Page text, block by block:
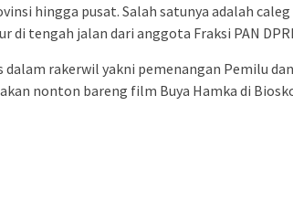
hingga pusat. Salah satunya adalah caleg
di tengah jalan dari anggota Fraksi PAN
dalam rakerwil yakni pemenangan Pemilu
nonton bareng film Buya Hamka di